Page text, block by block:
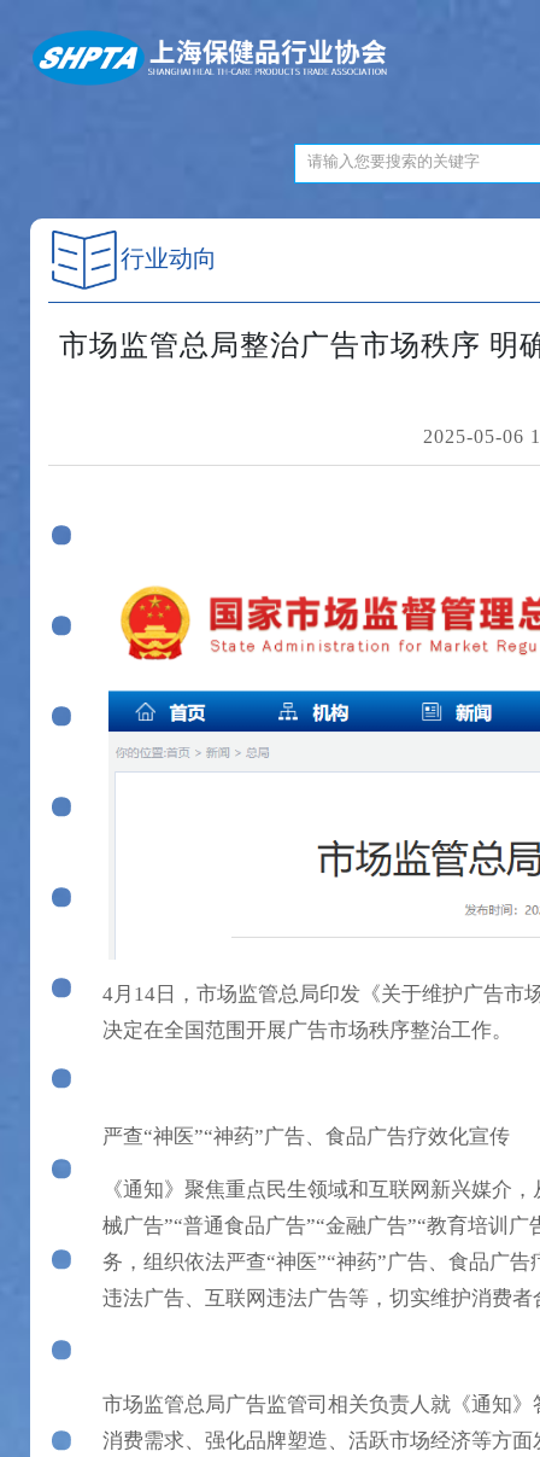
行业动向
市场监管总局整治广告市场秩序 明
2025-05-06
4月14日，市场监管总局印发《关于维护广告市
决定在全国范围开展广告市场秩序整治工作。
严查“神医”“神药”广告、食品广告疗效化宣传
《通知》聚焦重点民生领域和互联网新兴媒介
械广告”“普通食品广告”“金融广告”“教育培训
务，组织依法严查“神医”“神药”广告、食品广
违法广告、互联网违法广告等，切实维护消费者
市场监管总局广告监管司相关负责人就《通知
消费需求、强化品牌塑造、活跃市场经济等方